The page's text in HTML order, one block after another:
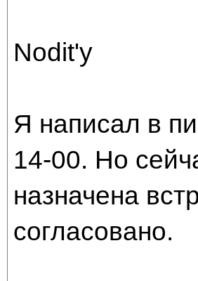
Nodit'у
Я написал в
14-00. Но
назначена
согласовано.